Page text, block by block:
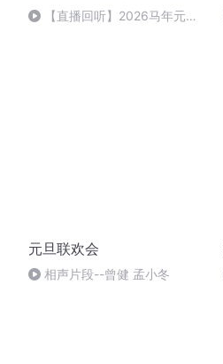
【直播回听】2026马年元旦
元旦联欢会
相声片段--曾健 孟小冬